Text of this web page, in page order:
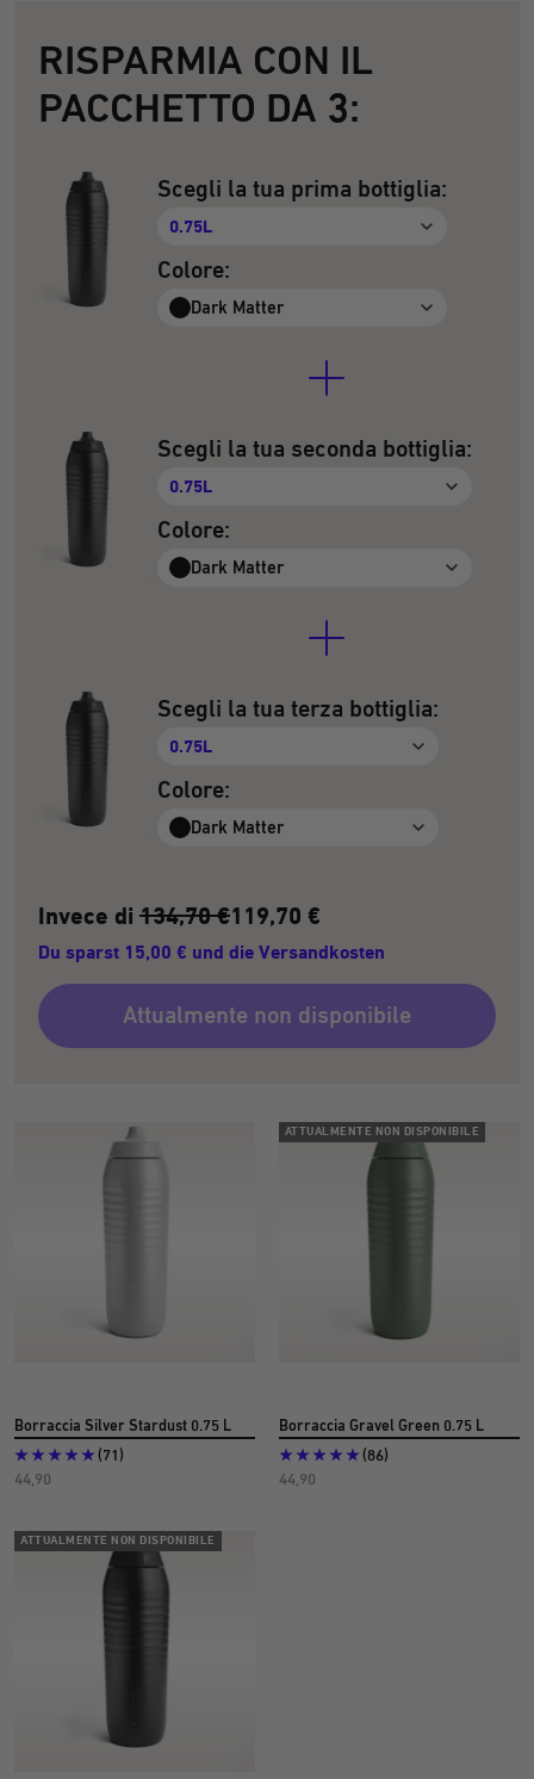
RISPARMIA CON IL
PACCHETTO DA 3:
Scegli la tua prima bottiglia:
0.75L
Colore:
Dark Matter
Scegli la tua seconda bottiglia:
0.75L
Colore:
Dark Matter
Scegli la tua terza bottiglia:
0.75L
Colore:
Dark Matter
Invece di 134,70 €119,70 €
Du sparst 15,00 € und die Versandkosten
Attualmente non disponibile
Borraccia Silver Stardust 0.75 L
(71)
Prezzo
44,90
ATTUALMENTE NON DISPONIBILE
Borraccia Gravel Green 0.75 L
(86)
Prezzo
44,90
ATTUALMENTE NON DISPONIBILE